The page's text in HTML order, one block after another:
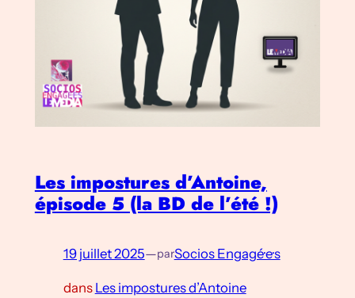
Les impostures d’Antoine,
épisode 5 (la BD de l’été !)
19 juillet 2025—parSocios Engagé·e·s
dans Les impostures d’Antoine